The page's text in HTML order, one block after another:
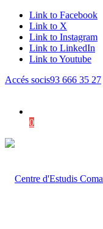
Link to Facebook
Link to X
Link to Instagram
Link to LinkedIn
Link to Youtube
Accés socis93 666 35 27
0